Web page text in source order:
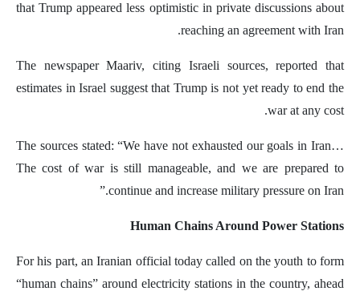
that Trump appeared less optimistic in private discussions about
reaching an agreement with Iran.
The newspaper Maariv, citing Israeli sources, reported that
estimates in Israel suggest that Trump is not yet ready to end the
war at any cost.
The sources stated: “We have not exhausted our goals in Iran…
The cost of war is still manageable, and we are prepared to
continue and increase military pressure on Iran.”
Human Chains Around Power Stations
For his part, an Iranian official today called on the youth to form
“human chains” around electricity stations in the country, ahead